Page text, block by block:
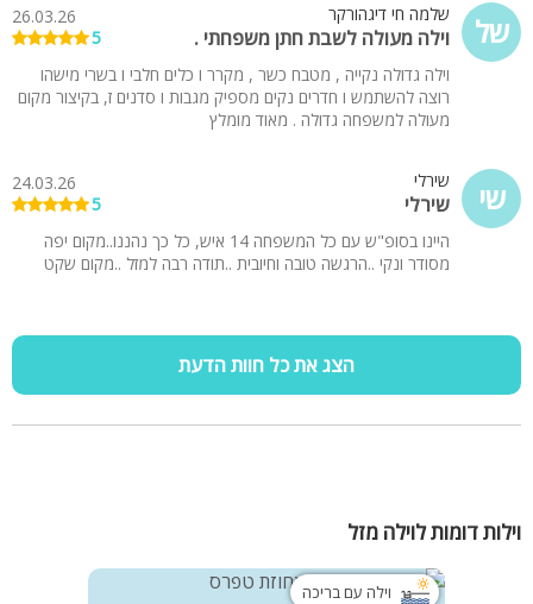
של שלמה חי דיגהורקר
וילה מעולה לשבת חתן משפחתי .
26.03.26
5
וילה גדולה נקייה , מטבח כשר , מקרר ו כלים חלבי ו בשרי מישהו
רוצה להשתמש ו חדרים נקים מספיק מגבות ו סדנים ז, בקיצור מקום
מעולה למשפחה גדולה . מאוד מומלץ
שי שירלי
שירלי
24.03.26
5
היינו בסופ"ש עם כל המשפחה 14 איש, כל כך נהננו..מקום יפה
מסודר ונקי ..הרגשה טובה וחיובית ..תודה רבה למזל ..מקום שקט
הצג את כל חוות הדעת
וילות דומות לוילה מזל
וילה עם בריכה